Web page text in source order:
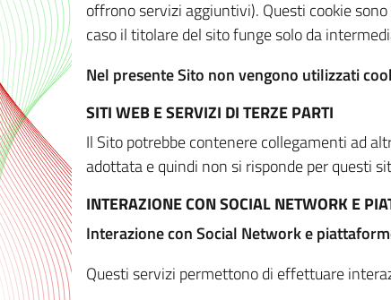
offrono servizi aggiuntivi). Questi cookie
caso il titolare del sito funge solo da
Nel presente Sito non vengono utilizzati
SITI WEB E SERVIZI DI TERZE PARTI
Il Sito potrebbe contenere collegamenti ad
adottata e quindi non si risponde per questi
INTERAZIONE CON SOCIAL NETWORK E
Interazione con Social Network e
Questi servizi permettono di effettuare